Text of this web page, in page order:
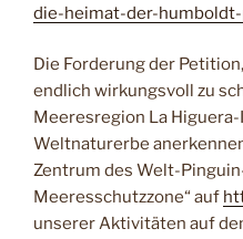
die-heimat-der-
Die Forderung der
endlich wirkungsvoll zu
Meeresregion La Higuera-
Weltnaturerbe
Zentrum des Welt-Pinguin-
Meeresschutzzone“ auf
unserer Aktivitäten auf